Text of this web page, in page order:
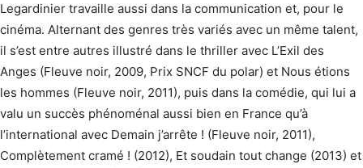
Legardinier travaille aussi dans la communication et, pour le
cinéma. Alternant des genres très variés avec un même talent,
il s’est entre autres illustré dans le thriller avec L’Exil des
Anges (Fleuve noir, 2009, Prix SNCF du polar) et Nous étions
les hommes (Fleuve noir, 2011), puis dans la comédie, qui lui a
valu un succès phénoménal aussi bien en France qu’à
l’international avec Demain j’arrête ! (Fleuve noir, 2011),
Complètement cramé ! (2012), Et soudain tout change (2013) et